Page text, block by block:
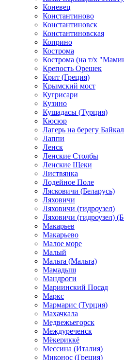
Коневец
Константиново
Константиновск
Константиновская
Коприно
Кострома
Кострома (на т/х
Крепость Орешек
Крит (Греция)
Крымский мост
Кугрисари
Кузино
Кушадасы (Турция)
Кюсюр
Лагерь на берегу
Лаппи
Ленск
Ленские Столбы
Ленские Щеки
Листвянка
Лодейное Поле
Лясковичи (Беларусь)
Ляховичи
Ляховичи (гидроузел)
Ляховичи (гидроузел)
Макарьев
Макарьево
Малое море
Малый
Мальта (Мальта)
Мамадыш
Мандроги
Мариинский Посад
Маркс
Мармарис (Турция)
Махачкала
Медвежьегорск
Междуреченск
Мёкериккё
Мессина (Италия)
Миконос (Греция)